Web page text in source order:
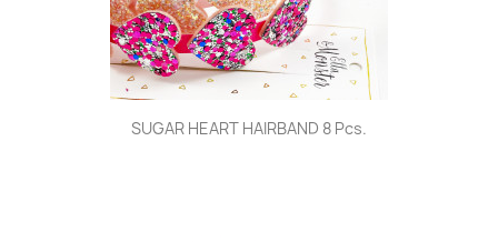
SUGAR HEART HAIRBAND 8 Pcs.